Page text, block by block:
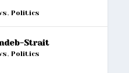
,Politics
Strait
,Politics